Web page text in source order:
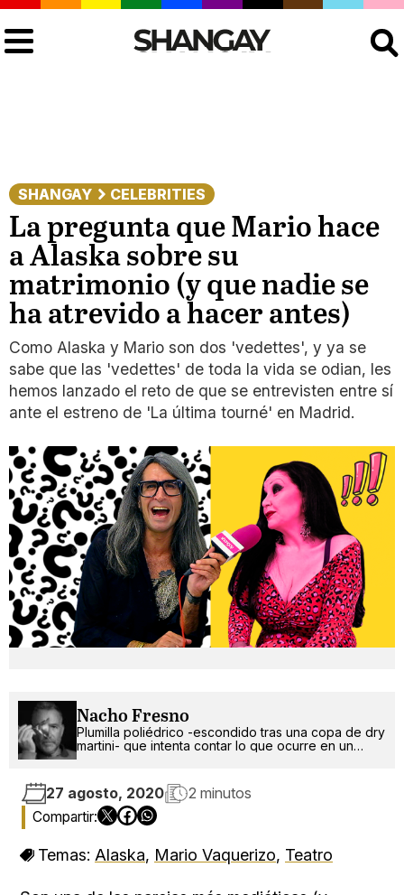
SHANGAY CELEBRITIES
La pregunta que Mario hace
a Alaska sobre su
matrimonio (y que nadie se
ha atrevido a hacer antes)
Como Alaska y Mario son dos 'vedettes', y ya se
sabe que las 'vedettes' de toda la vida se odian, les
hemos lanzado el reto de que se entrevisten entre sí
ante el estreno de 'La última tourné' en Madrid.
Nacho Fresno
Plumilla poliédrico -escondido tras una copa de dry
martini- que intenta contar lo que ocurre en un
27 agosto, 2020 2 minutos
Temas: Alaska, Mario Vaquerizo, Teatro